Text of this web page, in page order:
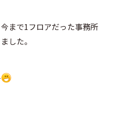
まで1フロアだった事務所
した。